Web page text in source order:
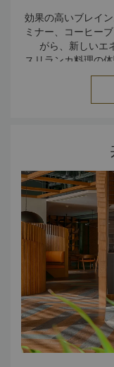
効果の高いブレイ
ミナー、コーヒー
がら、新しいエ
スリランカ料理の
ーマにしたコーヒ
ランカのそ